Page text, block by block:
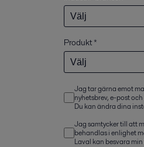
Produkt*
Jag tar gärna emot
nyhetsbrev, e-post
Du kan ändra dina
Jag samtycker till att
behandlas i enlighet
Laval kan besvara